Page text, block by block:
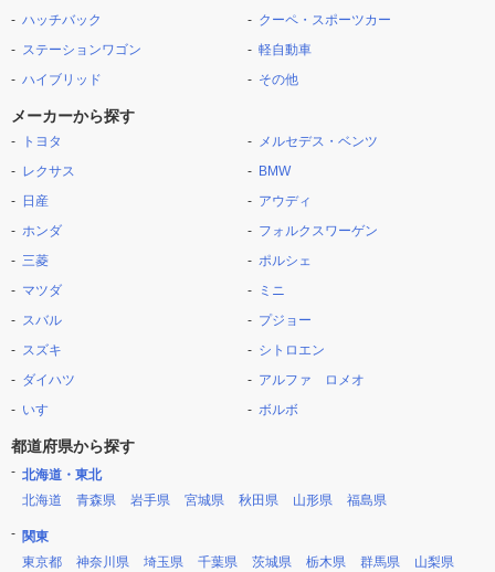
ハッチバック
ステーションワゴン
ハイブリッド
クーペ・スポーツカー
軽自動車
その他
メーカーから探す
トヨタ
レクサス
日産
ホンダ
三菱
マツダ
スバル
スズキ
ダイハツ
いすゞ
メルセデス・ベンツ
BMW
アウディ
フォルクスワーゲン
ポルシェ
ミニ
プジョー
シトロエン
アルファ ロメオ
ボルボ
都道府県から探す
北海道・東北
北海道
青森県 岩手県 宮城県 秋田県 山形県 福島県
関東
東京都
神奈川県 埼玉県 千葉県 茨城県 栃木県 群馬県 山梨県